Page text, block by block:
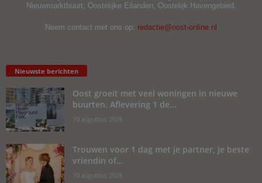
Nieuwmarktbuurt, Oostelijke Eilanden, Oostelijk Havengebied.
Neem contact met ons op: redactie@oost-online.nl
Nieuwste berichten
Oost groeit met veel woningen in nieuwe
buurten. Aflevering 1 de...
10 augustus 2026
Trouwen voor 1 dag met je partner, je beste
vriendin of...
10 augustus 2026